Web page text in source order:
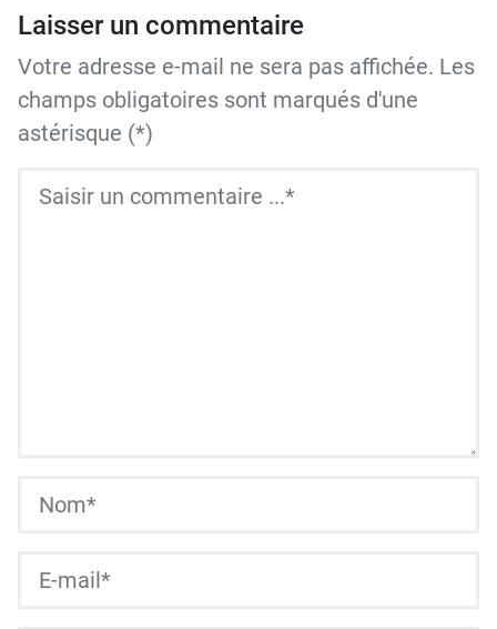
Laisser un commentaire
Votre adresse e-mail ne sera pas affichée. Les
champs obligatoires sont marqués d'une
astérisque (*)